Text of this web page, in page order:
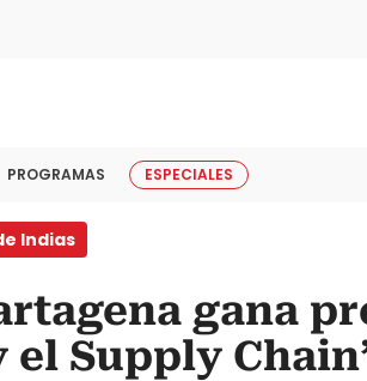
PROGRAMAS ESPECIALES
Indias
gana
Supply